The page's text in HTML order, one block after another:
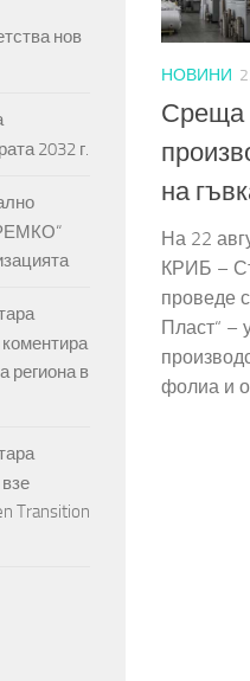
НОВИНИ
Среща
на
На 22
КРИБ –
проведе
Пласт“ –
фолиа и
нов
2032 г.
региона в
Transition